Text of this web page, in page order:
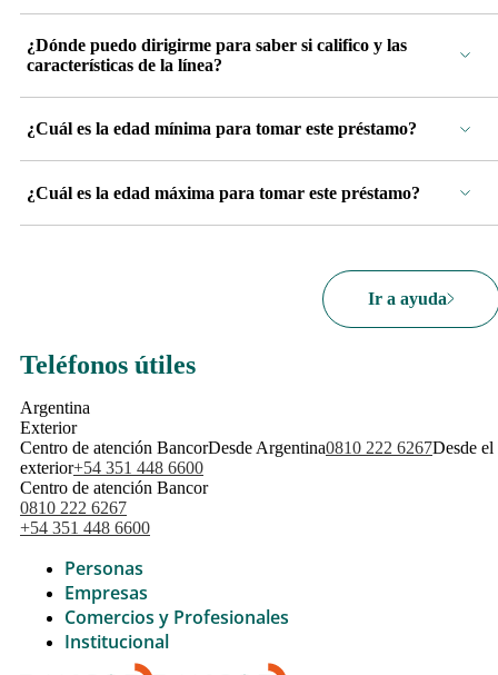
¿Dónde puedo dirigirme para saber si califico y las
características de la línea?
¿Cuál es la edad mínima para tomar este préstamo?
¿Cuál es la edad máxima para tomar este préstamo?
Ir a ayuda
Teléfonos útiles
Argentina
Exterior
Centro de atención BancorDesde Argentina0810 222 6267Desde el
exterior+54 351 448 6600
Centro de atención Bancor
0810 222 6267
+54 351 448 6600
Personas
Empresas
Comercios y Profesionales
Institucional